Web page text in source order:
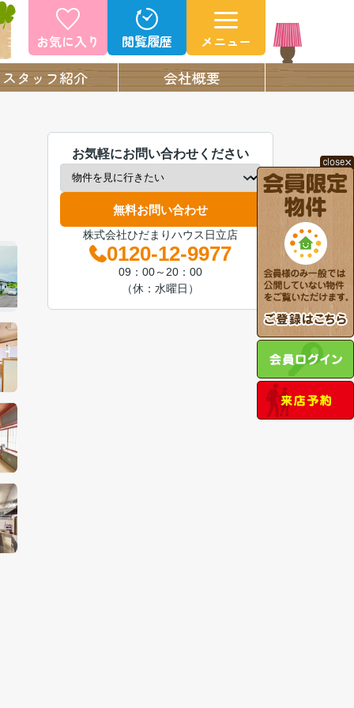
お気に入り 閲覧履歴 メニュー
スタッフ紹介 会社概要
お気軽にお問い合わせください
無料お問い合わせ
株式会社ひだまりハウス日立店
0120-12-9977
09：00～20：00
（休：水曜日）